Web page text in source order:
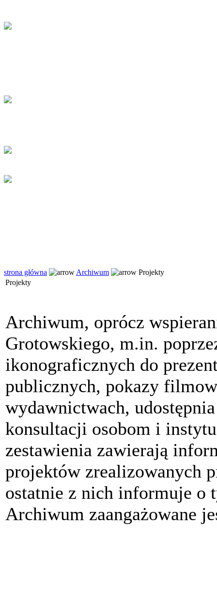
strona główna Archiwum
Projekty
Projekty
Archiwum, oprócz
Grotowskiego, m.in.
ikonograficznych do
publicznych, pokazy
wydawnictwach,
konsultacji osobom i
zestawienia zawierają
projektów zrealizowanych
ostatnie z nich informuje o
Archiwum zaangażowane